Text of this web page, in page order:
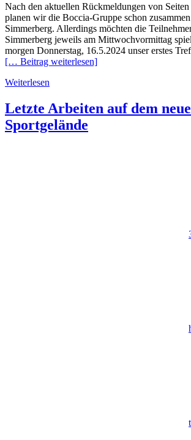
Nach den aktuellen Rückmeldungen von
planen wir die Boccia-Gruppe schon
Simmerberg. Allerdings möchten die
Simmerberg jeweils am Mittwochvormittag
morgen Donnerstag, 16.5.2024 unser erstes
[… Beitrag weiterlesen]
Weiterlesen
Letzte Arbeiten auf dem
Sportgelände